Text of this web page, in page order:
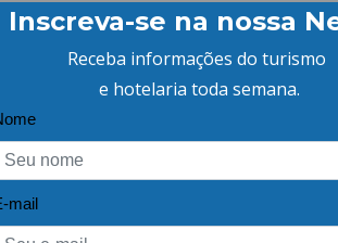
nomes do turismo global”,
de Turismo de SC discute